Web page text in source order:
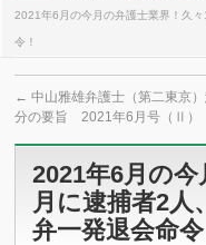
2021年6月の今月の弁護士業界！久
令！
← 中山雅雄弁護士（第二東京
分の要旨 2021年6月号（Ⅱ）
2021年6月の
月に逮捕者2人
弁一発退会命令